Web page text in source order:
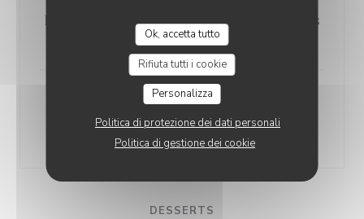
Ok, accetta tutto
Rifiuta tutti i cookie
Personalizza
Politica di protezione dei dati personali
Politica di gestione dei cookie
Poulet au Vin Jaune et aux Morilles
30,00 EUR
Quenelles de Brochet comme à
Nantua
25,00 EUR
DESSERTS